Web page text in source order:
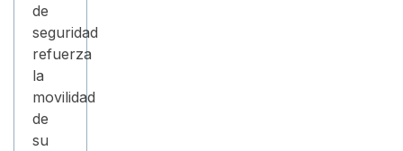
de
seguridad
refuerza
la
movilidad
de
su